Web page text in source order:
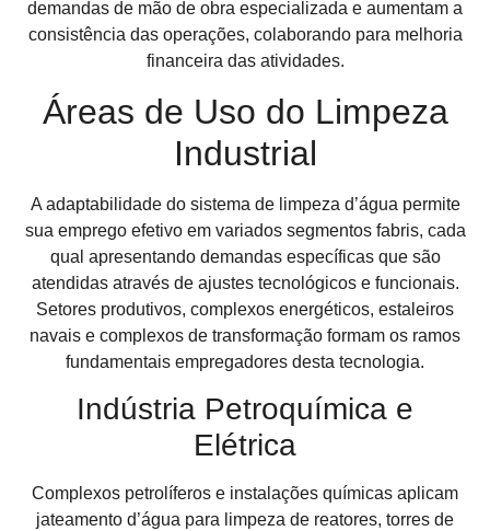
demandas de mão de obra especializada e aumentam a
consistência das operações, colaborando para melhoria
financeira das atividades.
Áreas de Uso do Limpeza
Industrial
A adaptabilidade do sistema de limpeza d’água permite
sua emprego efetivo em variados segmentos fabris, cada
qual apresentando demandas específicas que são
atendidas através de ajustes tecnológicos e funcionais.
Setores produtivos, complexos energéticos, estaleiros
navais e complexos de transformação formam os ramos
fundamentais empregadores desta tecnologia.
Indústria Petroquímica e
Elétrica
Complexos petrolíferos e instalações químicas aplicam
jateamento d’água para limpeza de reatores, torres de